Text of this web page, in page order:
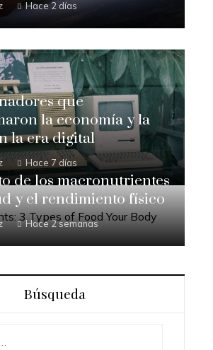
Hace 2 días
que
la economía y la
la era digital
Hace 7 días
de los macronutrientes
y el rendimiento físico
Hace 2 semanas
Búsqueda